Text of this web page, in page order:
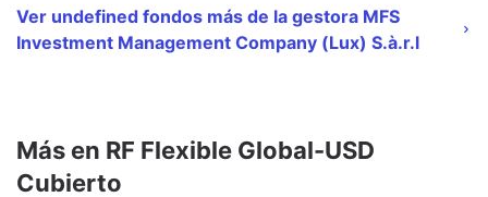
Ver undefined fondos más de la gestora MFS
Investment Management Company (Lux) S.à.r.l
Más en RF Flexible Global-USD
Cubierto